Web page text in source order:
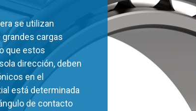
se utilizan
cargas
que estos
dirección, deben
en el
está determinada
de contacto